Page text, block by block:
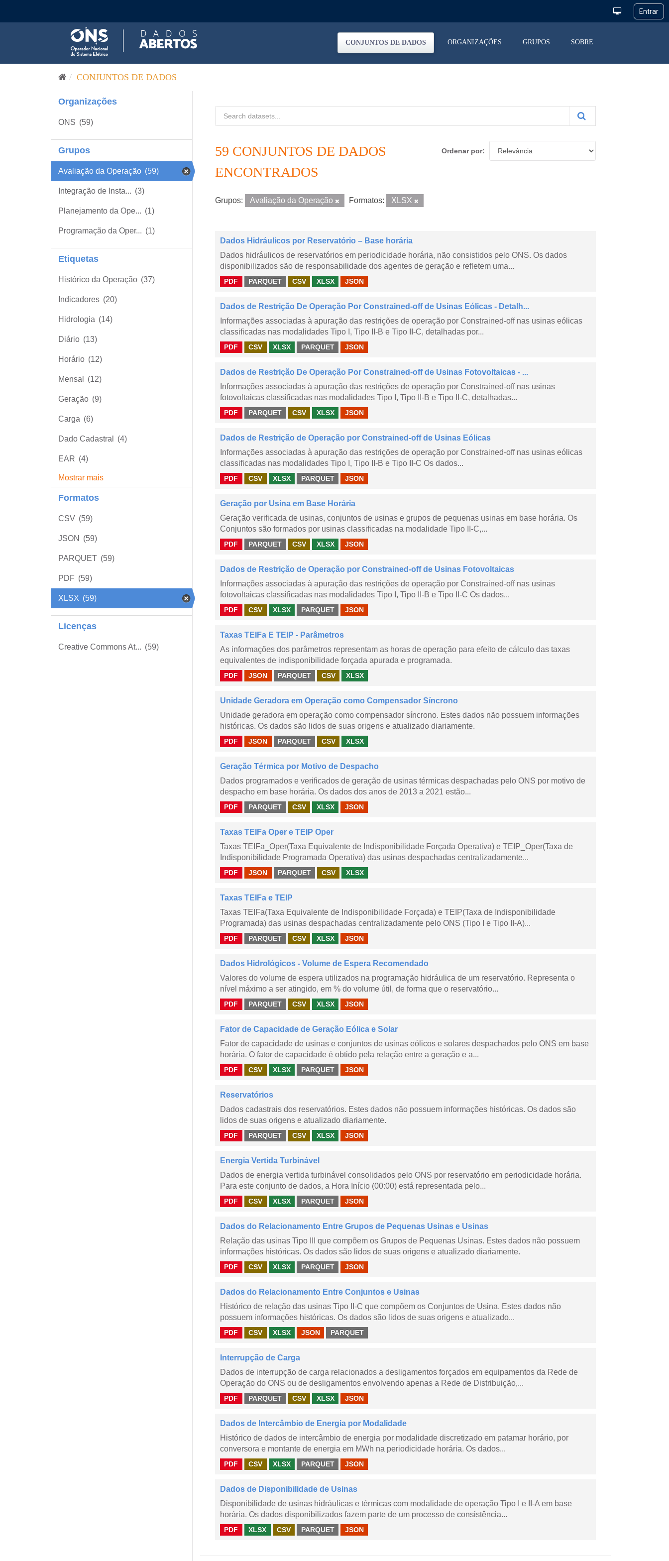
CONJUNTOS DE DADOS ORGANIZAÇÕES GRUPOS SOBRE
CONJUNTOS DE DADOS
Organizações
ONS (59)
Grupos
Avaliação da Operação (59)
Integração de Insta... (3)
Planejamento da Ope... (1)
Programação da Oper... (1)
Etiquetas
Histórico da Operação (37)
Indicadores (20)
Hidrologia (14)
Diário (13)
Horário (12)
Mensal (12)
Geração (9)
Carga (6)
Dado Cadastral (4)
EAR (4)
Mostrar mais
Formatos
CSV (59)
JSON (59)
PARQUET (59)
PDF (59)
XLSX (59)
Licenças
Creative Commons At... (59)
Ordenar por
59 CONJUNTOS DE DADOS
ENCONTRADOS
Grupos: Avaliação da Operação Formatos: XLSX
Dados Hidráulicos por Reservatório – Base horária
Dados hidráulicos de reservatórios em periodicidade horária, não consistidos pelo ONS. Os dados
disponibilizados são de responsabilidade dos agentes de geração e refletem uma...
PDF PARQUET CSV XLSX JSON
Dados de Restrição De Operação Por Constrained-off de Usinas Eólicas - Detalh...
Informações associadas à apuração das restrições de operação por Constrained-off nas usinas eólicas
classificadas nas modalidades Tipo I, Tipo II-B e Tipo II-C, detalhadas por...
PDF CSV XLSX PARQUET JSON
Dados de Restrição De Operação Por Constrained-off de Usinas Fotovoltaicas - ...
Informações associadas à apuração das restrições de operação por Constrained-off nas usinas
fotovoltaicas classificadas nas modalidades Tipo I, Tipo II-B e Tipo II-C, detalhadas...
PDF PARQUET CSV XLSX JSON
Dados de Restrição de Operação por Constrained-off de Usinas Eólicas
Informações associadas à apuração das restrições de operação por Constrained-off nas usinas eólicas
classificadas nas modalidades Tipo I, Tipo II-B e Tipo II-C Os dados...
PDF CSV XLSX PARQUET JSON
Geração por Usina em Base Horária
Geração verificada de usinas, conjuntos de usinas e grupos de pequenas usinas em base horária. Os
Conjuntos são formados por usinas classificadas na modalidade Tipo II-C,...
PDF PARQUET CSV XLSX JSON
Dados de Restrição de Operação por Constrained-off de Usinas Fotovoltaicas
Informações associadas à apuração das restrições de operação por Constrained-off nas usinas
fotovoltaicas classificadas nas modalidades Tipo I, Tipo II-B e Tipo II-C Os dados...
PDF CSV XLSX PARQUET JSON
Taxas TEIFa E TEIP - Parâmetros
As informações dos parâmetros representam as horas de operação para efeito de cálculo das taxas
equivalentes de indisponibilidade forçada apurada e programada.
PDF JSON PARQUET CSV XLSX
Unidade Geradora em Operação como Compensador Síncrono
Unidade geradora em operação como compensador síncrono. Estes dados não possuem informações
históricas. Os dados são lidos de suas origens e atualizado diariamente.
PDF JSON PARQUET CSV XLSX
Geração Térmica por Motivo de Despacho
Dados programados e verificados de geração de usinas térmicas despachadas pelo ONS por motivo de
despacho em base horária. Os dados dos anos de 2013 a 2021 estão...
PDF PARQUET CSV XLSX JSON
Taxas TEIFa Oper e TEIP Oper
Taxas TEIFa_Oper(Taxa Equivalente de Indisponibilidade Forçada Operativa) e TEIP_Oper(Taxa de
Indisponibilidade Programada Operativa) das usinas despachadas centralizadamente...
PDF JSON PARQUET CSV XLSX
Taxas TEIFa e TEIP
Taxas TEIFa(Taxa Equivalente de Indisponibilidade Forçada) e TEIP(Taxa de Indisponibilidade
Programada) das usinas despachadas centralizadamente pelo ONS (Tipo I e Tipo II-A)...
PDF PARQUET CSV XLSX JSON
Dados Hidrológicos - Volume de Espera Recomendado
Valores do volume de espera utilizados na programação hidráulica de um reservatório. Representa o
nível máximo a ser atingido, em % do volume útil, de forma que o reservatório...
PDF PARQUET CSV XLSX JSON
Fator de Capacidade de Geração Eólica e Solar
Fator de capacidade de usinas e conjuntos de usinas eólicos e solares despachados pelo ONS em base
horária. O fator de capacidade é obtido pela relação entre a geração e a...
PDF CSV XLSX PARQUET JSON
Reservatórios
Dados cadastrais dos reservatórios. Estes dados não possuem informações históricas. Os dados são
lidos de suas origens e atualizado diariamente.
PDF PARQUET CSV XLSX JSON
Energia Vertida Turbinável
Dados de energia vertida turbinável consolidados pelo ONS por reservatório em periodicidade horária.
Para este conjunto de dados, a Hora Início (00:00) está representada pelo...
PDF CSV XLSX PARQUET JSON
Dados do Relacionamento Entre Grupos de Pequenas Usinas e Usinas
Relação das usinas Tipo III que compõem os Grupos de Pequenas Usinas. Estes dados não possuem
informações históricas. Os dados são lidos de suas origens e atualizado diariamente.
PDF CSV XLSX PARQUET JSON
Dados do Relacionamento Entre Conjuntos e Usinas
Histórico de relação das usinas Tipo II-C que compõem os Conjuntos de Usina. Estes dados não
possuem informações históricas. Os dados são lidos de suas origens e atualizado...
PDF CSV XLSX JSON PARQUET
Interrupção de Carga
Dados de interrupção de carga relacionados a desligamentos forçados em equipamentos da Rede de
Operação do ONS ou de desligamentos envolvendo apenas a Rede de Distribuição,...
PDF PARQUET CSV XLSX JSON
Dados de Intercâmbio de Energia por Modalidade
Histórico de dados de intercâmbio de energia por modalidade discretizado em patamar horário, por
conversora e montante de energia em MWh na periodicidade horária. Os dados...
PDF CSV XLSX PARQUET JSON
Dados de Disponibilidade de Usinas
Disponibilidade de usinas hidráulicas e térmicas com modalidade de operação Tipo I e II-A em base
horária. Os dados disponibilizados fazem parte de um processo de consistência...
PDF XLSX CSV PARQUET JSON